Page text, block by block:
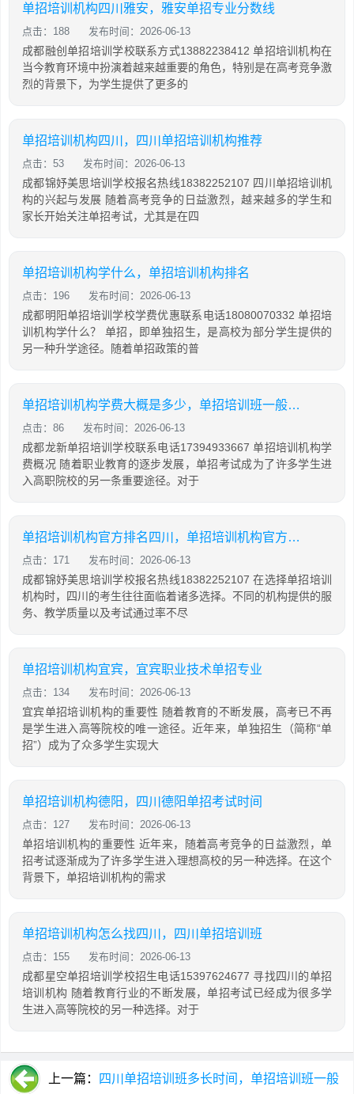
单招培训机构四川雅安，雅安单招专业分数线
点击：188 发布时间：2026-06-13
成都融创单招培训学校联系方式13882238412 单招培训机构在
当今教育环境中扮演着越来越重要的角色，特别是在高考竞争激
烈的背景下，为学生提供了更多的
单招培训机构四川，四川单招培训机构推荐
点击：53 发布时间：2026-06-13
成都锦妤美思培训学校报名热线18382252107 四川单招培训机
构的兴起与发展 随着高考竞争的日益激烈，越来越多的学生和
家长开始关注单招考试，尤其是在四
单招培训机构学什么，单招培训机构排名
点击：196 发布时间：2026-06-13
成都明阳单招培训学校学费优惠联系电话18080070332 单招培
训机构学什么？ 单招，即单独招生，是高校为部分学生提供的
另一种升学途径。随着单招政策的普
单招培训机构学费大概是多少，单招培训班一般多少钱
点击：86 发布时间：2026-06-13
成都龙新单招培训学校联系电话17394933667 单招培训机构学
费概况 随着职业教育的逐步发展，单招考试成为了许多学生进
入高职院校的另一条重要途径。对于
单招培训机构官方排名四川，单招培训机构官方排名四川有哪些
点击：171 发布时间：2026-06-13
成都锦妤美思培训学校报名热线18382252107 在选择单招培训
机构时，四川的考生往往面临着诸多选择。不同的机构提供的服
务、教学质量以及考试通过率不尽
单招培训机构宜宾，宜宾职业技术单招专业
点击：134 发布时间：2026-06-13
宜宾单招培训机构的重要性 随着教育的不断发展，高考已不再
是学生进入高等院校的唯一途径。近年来，单独招生（简称“单
招”）成为了众多学生实现大
单招培训机构德阳，四川德阳单招考试时间
点击：127 发布时间：2026-06-13
单招培训机构的重要性 近年来，随着高考竞争的日益激烈，单
招考试逐渐成为了许多学生进入理想高校的另一种选择。在这个
背景下，单招培训机构的需求
单招培训机构怎么找四川，四川单招培训班
点击：155 发布时间：2026-06-13
成都星空单招培训学校招生电话15397624677 寻找四川的单招
培训机构 随着教育行业的不断发展，单招考试已经成为很多学
生进入高等院校的另一种选择。对于
上一篇： 四川单招培训班多长时间，单招培训班一般